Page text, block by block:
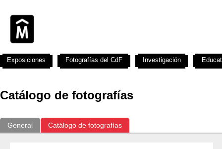
Catálogo de fotografías
General Catálogo de fotografías
Exposiciones Fotografías del CdF Investigación